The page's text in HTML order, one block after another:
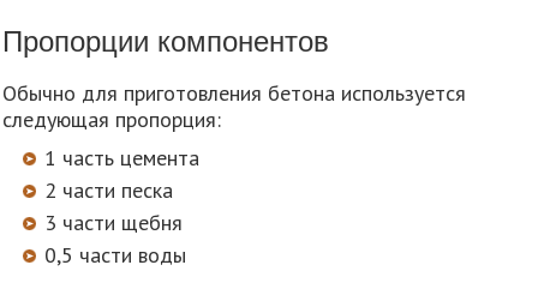
Пропорции компонентов
Обычно для приготовления бетона используется
следующая пропорция:
1 часть цемента
2 части песка
3 части щебня
0,5 части воды